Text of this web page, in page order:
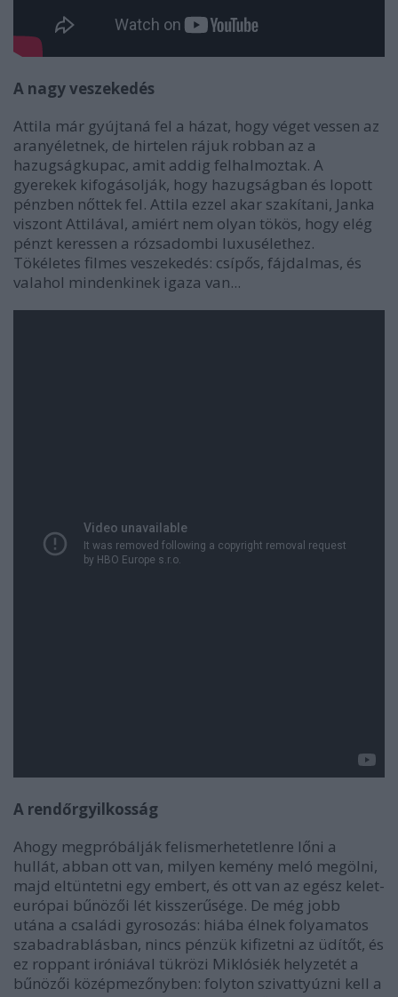
A nagy veszekedés
Attila már gyújtaná fel a házat, hogy véget vessen az
aranyéletnek, de hirtelen rájuk robban az a
hazugságkupac, amit addig felhalmoztak. A
gyerekek kifogásolják, hogy hazugságban és lopott
pénzben nőttek fel. Attila ezzel akar szakítani, Janka
viszont Attilával, amiért nem olyan tökös, hogy elég
pénzt keressen a rózsadombi luxusélethez.
Tökéletes filmes veszekedés: csípős, fájdalmas, és
valahol mindenkinek igaza van...
A rendőrgyilkosság
Ahogy megpróbálják felismerhetetlenre lőni a
hullát, abban ott van, milyen kemény meló megölni,
majd eltüntetni egy embert, és ott van az egész kelet-
európai bűnözői lét kisszerűsége. De még jobb
utána a családi gyrosozás: hiába élnek folyamatos
szabadrablásban, nincs pénzük kifizetni az üdítőt, és
ez roppant iróniával tükrözi Miklósiék helyzetét a
bűnözői középmezőnyben: folyton szivattyúzni kell a